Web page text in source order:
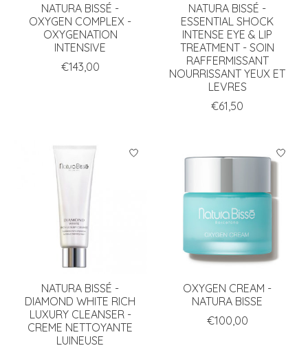
NATURA BISSÉ -
OXYGEN COMPLEX -
OXYGENATION
INTENSIVE
€143,00
NATURA BISSÉ -
ESSENTIAL SHOCK
INTENSE EYE & LIP
TREATMENT - SOIN
RAFFERMISSANT
NOURRISSANT YEUX ET
LEVRES
€61,50
NATURA BISSÉ -
DIAMOND WHITE RICH
LUXURY CLEANSER -
CREME NETTOYANTE
LUINEUSE
OXYGEN CREAM -
NATURA BISSE
€100,00